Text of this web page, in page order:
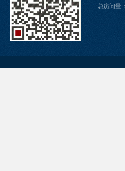
总访问量：